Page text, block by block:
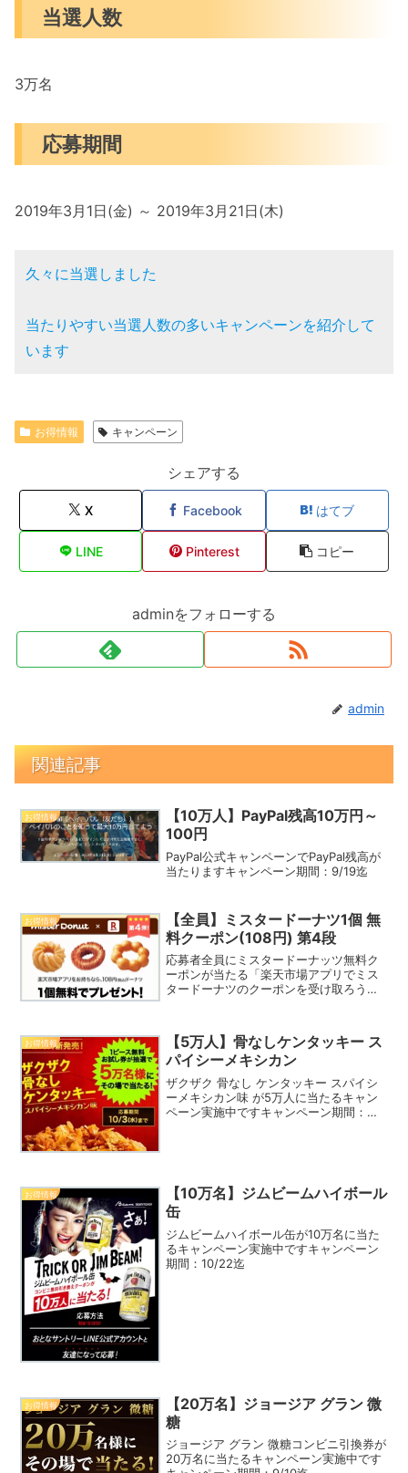
当選人数
3万名
応募期間
2019年3月1日(金) ～ 2019年3月21日(木)
久々に当選しました
当たりやすい当選人数の多いキャンペーンを紹介して
います
お得情報 キャンペーン
シェアする
X Facebook はてブ
LINE Pinterest コピー
adminをフォローする
admin
関連記事
お得情報
【10万人】PayPal残高10万円～
100円
PayPal公式キャンペーンでPayPal残高が
当たりますキャンペーン期間：9/19迄
お得情報
【全員】ミスタードーナツ1個 無
料クーポン(108円) 第4段
応募者全員にミスタードーナッツ無料ク
ーポンが当たる「楽天市場アプリでミス
タードーナツのクーポンを受け取ろう！
お得情報
【5万人】骨なしケンタッキー ス
パイシーメキシカン
ザクザク 骨なし ケンタッキー スパイシ
ーメキシカン味 が5万人に当たるキャン
ペーン実施中ですキャンペーン期間：
お得情報
【10万名】ジムビームハイボール
缶
ジムビームハイボール缶が10万名に当た
るキャンペーン実施中ですキャンペーン
期間：10/22迄
お得情報
【20万名】ジョージア グラン 微
糖
ジョージア グラン 微糖コンビニ引換券が
20万名に当たるキャンペーン実施中です